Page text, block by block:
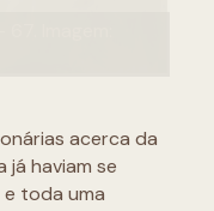
acerca da
haviam se
toda uma